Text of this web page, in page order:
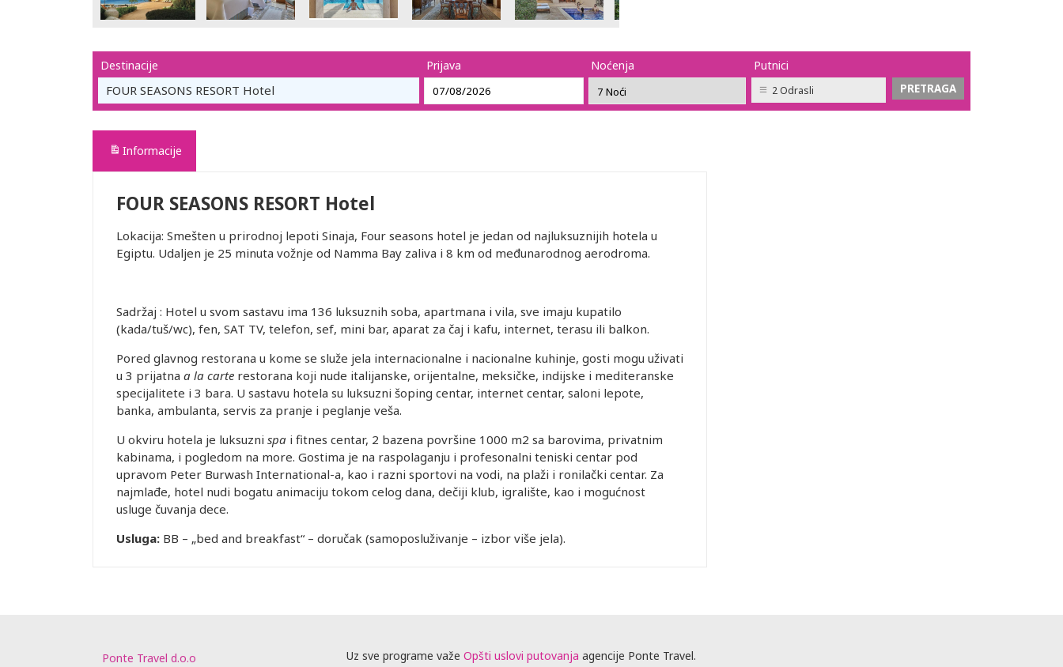
Destinacije
FOUR SEASONS RESORT Hotel
Prijava Noćenja Putnici
2 Odrasli
Informacije
FOUR SEASONS RESORT Hotel
Lokacija: Smešten u prirodnoj lepoti Sinaja, Four seasons hotel je jedan od najluksuznijih hotela u
Egiptu. Udaljen je 25 minuta vožnje od Namma Bay zaliva i 8 km od međunarodnog aerodroma.
Sadržaj : Hotel u svom sastavu ima 136 luksuznih soba, apartmana i vila, sve imaju kupatilo
(kada/tuš/wc), fen, SAT TV, telefon, sef, mini bar, aparat za čaj i kafu, internet, terasu ili balkon.
Pored glavnog restorana u kome se služe jela internacionalne i nacionalne kuhinje, gosti mogu uživati
u 3 prijatna a la carte restorana koji nude italijanske, orijentalne, meksičke, indijske i mediteranske
specijalitete i 3 bara. U sastavu hotela su luksuzni šoping centar, internet centar, saloni lepote,
banka, ambulanta, servis za pranje i peglanje veša.
U okviru hotela je luksuzni spa i fitnes centar, 2 bazena površine 1000 m2 sa barovima, privatnim
kabinama, i pogledom na more. Gostima je na raspolaganju i profesonalni teniski centar pod
upravom Peter Burwash International-a, kao i razni sportovi na vodi, na plaži i ronilački centar. Za
najmlađe, hotel nudi bogatu animaciju tokom celog dana, dečiji klub, igralište, kao i mogućnost
usluge čuvanja dece.
Usluga: BB – „bed and breakfast“ – doručak (samoposluživanje – izbor više jela).
Ponte Travel d.o.o
Uz sve programe važe Opšti uslovi putovanja agencije Ponte Travel.